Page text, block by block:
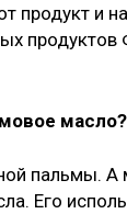
продукт и
масло?
пальмы. А
Его